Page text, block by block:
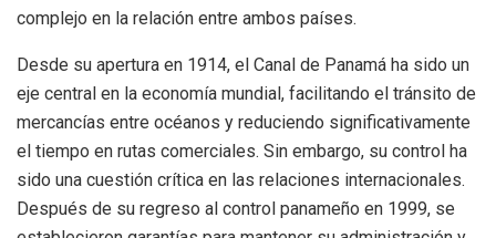
complejo en la relación entre ambos países.
Desde su apertura en 1914, el Canal de Panamá ha sido un
eje central en la economía mundial, facilitando el tránsito de
mercancías entre océanos y reduciendo significativamente
el tiempo en rutas comerciales. Sin embargo, su control ha
sido una cuestión crítica en las relaciones internacionales.
Después de su regreso al control panameño en 1999, se